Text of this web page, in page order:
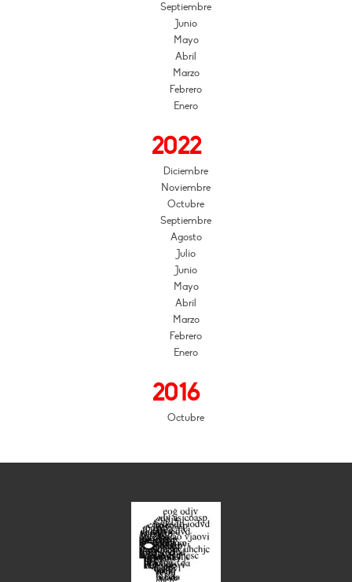
Septiembre
Junio
Mayo
Abril
Marzo
Febrero
Enero
2022
Diciembre
Noviembre
Octubre
Septiembre
Agosto
Julio
Junio
Mayo
Abril
Marzo
Febrero
Enero
2016
Octubre